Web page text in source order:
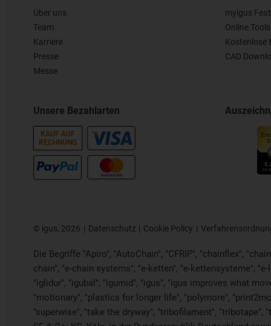
Über uns
Team
Karriere
Presse
Messe
Unsere Bezahlarten
KAUF AUF
RECHNUNG
myigus
Online Tools
Kostenlose
CAD
© igus, 2026 Datenschutz Cookie Policy
Die Begriffe "Apiro", "AutoChain", "CFRIP", "chainflex",
chain", "e-chain systems", "e-ketten", "e-kettensysteme",
"iglidur", "igubal", "igumid", "igus", "igus improves what
"motionary", "plastics for longer life", "polymore",
"superwise", "take the dryway", "tribofilament",